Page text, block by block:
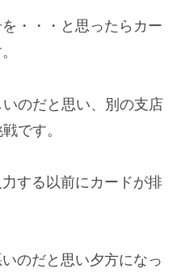
・・・と思ったらカー
のだと思い、別の支店
です。
する以前にカードが排
のだと思い夕方になっ